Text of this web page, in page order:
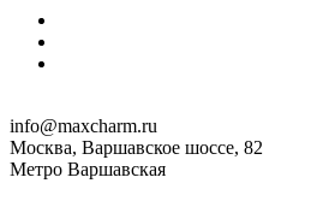
info@maxcharm.ru
Москва, Варшавское шоссе, 82
Метро Варшавская